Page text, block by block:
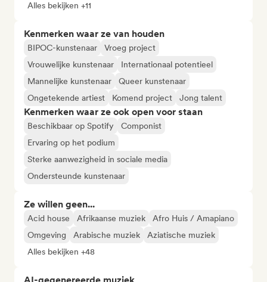
Alles bekijken +11
Kenmerken waar ze van houden
BIPOC-kunstenaar
Vroeg project
Vrouwelijke kunstenaar
Internationaal potentieel
Mannelijke kunstenaar
Queer kunstenaar
Ongetekende artiest
Komend project Jong talent
Kenmerken waar ze ook open voor staan
Beschikbaar op Spotify
Componist
Ervaring op het podium
Sterke aanwezigheid in sociale media
Ondersteunde kunstenaar
Ze willen geen...
Acid house Afrikaanse muziek
Afro Huis / Amapiano
Omgeving
Arabische muziek
Aziatische muziek
Alles bekijken +48